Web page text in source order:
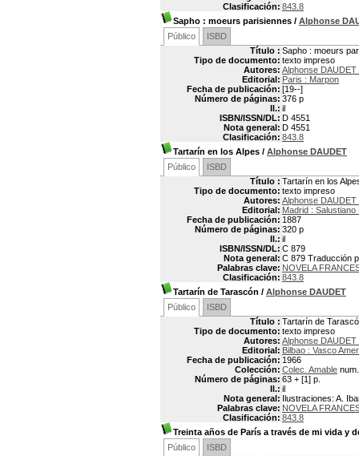
Clasificación: 843.8
Sapho : moeurs parisiennes / Alphonse
Público
ISBD
Título : Sapho : moeurs
Tipo de documento: texto impreso
Autores: Alphonse
Editorial: Paris : Marpon
Fecha de publicación: [19--]
Número de páginas: 376 p
Il.: il
ISBN/ISSN/DL: D 4551
Nota general: D 4551
Clasificación: 843.8
Tartarín en los Alpes / Alphonse DAUDET
Público
ISBD
Título : Tartarín en los
Tipo de documento: texto impreso
Autores: Alphonse
Editorial: Madrid : Salustiano
Fecha de publicación: 1887
Número de páginas: 320 p
Il.: il
ISBN/ISSN/DL: C 879
Nota general: C 879 Traducción
Palabras clave: NOVELA
Clasificación: 843.8
Tartarín de Tarascón / Alphonse DAUDET
Público
ISBD
Título : Tartarín de
Tipo de documento: texto impreso
Autores: Alphonse
Editorial: Bilbao : Vasco
Fecha de publicación: 1966
Colección: Colec. Amable
Número de páginas: 63 + [1] p.
Il.: il
Nota general: Ilustraciones: A.
Palabras clave: NOVELA
Clasificación: 843.8
Treinta años de París a través de mi vida y
Público
ISBD